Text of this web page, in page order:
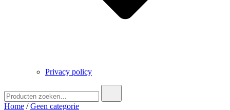
Privacy policy
naar:
Home /Geen categorie